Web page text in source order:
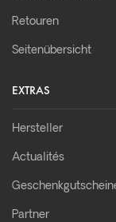
Retouren
Seitenübersicht
EXTRAS
Hersteller
Actualités
Partner